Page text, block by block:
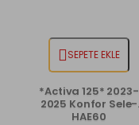
SEPETE EKLE
*Activa 125* 2023-
2025 Konfor Sele-
HAE60